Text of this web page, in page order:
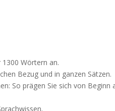
Wörtern an.
Bezug und in ganzen Sätzen.
So prägen Sie sich von